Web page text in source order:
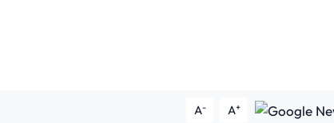
A- A+